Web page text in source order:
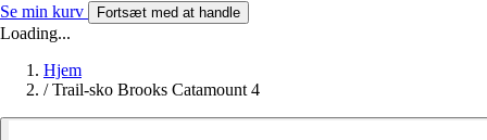
Se min kurv Fortsæt med at handle
Loading...
Hjem
/ Trail-sko Brooks Catamount 4